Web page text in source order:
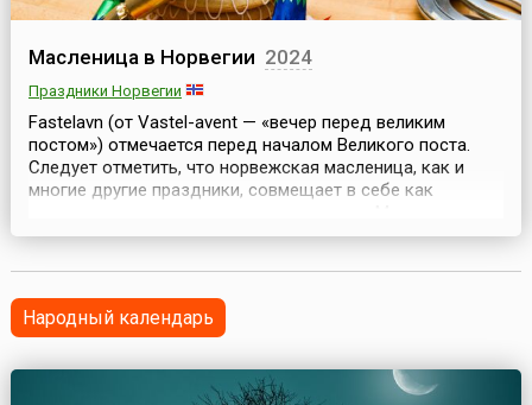
Масленица в Норвегии 2024
Праздники Норвегии
Fastelavn (от Vastel-avent — «вечер перед великим
постом») отмечается перед началом Великого поста.
Следует отметить, что норвежская масленица, как и
многие другие праздники, совмещает в себе как
обряды сохранились с древнейших времён, когда народ
fleskesonda...
Народный календарь